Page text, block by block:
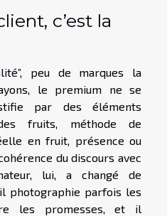
c’est la
peu de marques la
le premium ne se
par des éléments
fruits, méthode de
en fruit, présence ou
du discours avec
lui, a changé de
photographie parfois les
les promesses, et il